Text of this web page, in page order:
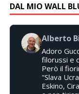
DAL MIO WALL
Alberto
Adoro
filorussi e
Però il
"Slava
Eskino,